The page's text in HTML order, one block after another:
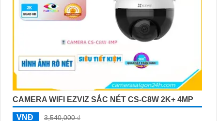
CAMERA WIFI EZVIZ SẮC NÉT CS-C8W 2K+ 4MP
VNĐ
3,540,000 ₫